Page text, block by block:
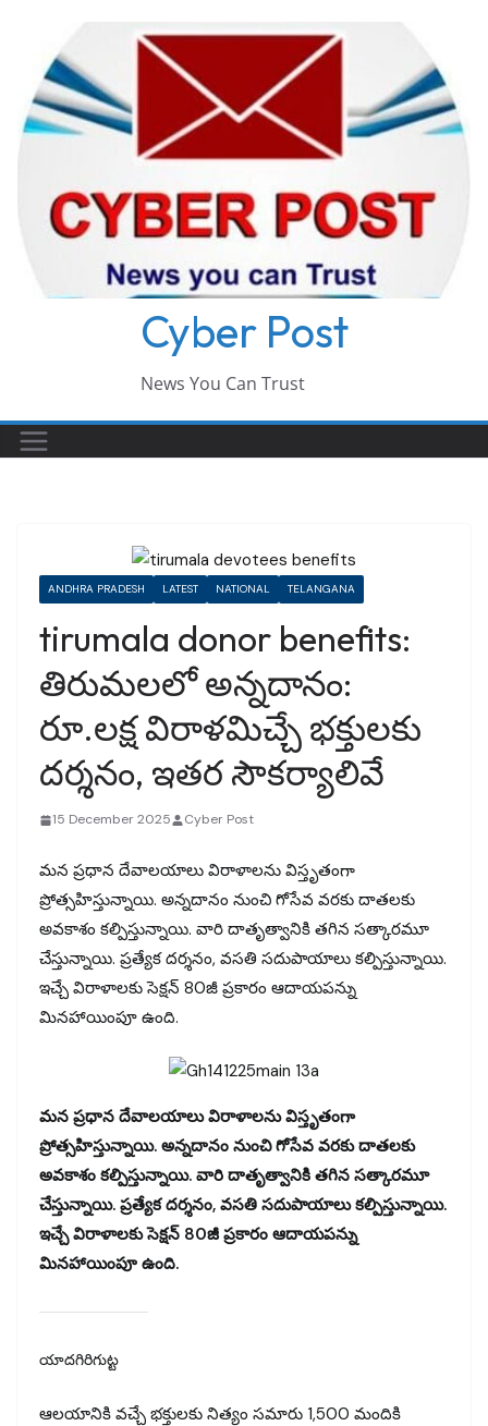
content
Cyber Post
News You Can Trust
ANDHRA PRADESH LATEST NATIONAL TELANGANA
tirumala donor benefits:
తిరుమలలో అన్నదానం:
రూ.లక్ష విరాళమిచ్చే భక్తులకు
దర్శనం, ఇతర సౌకర్యాలివే
15 December 2025 Cyber Post
మన ప్రధాన దేవాలయాలు విరాళాలను విస్తృతంగా
ప్రోత్సహిస్తున్నాయి. అన్నదానం నుంచి గోసేవ వరకు దాతలకు
అవకాశం కల్పిస్తున్నాయి. వారి దాతృత్వానికి తగిన సత్కారమూ
చేస్తున్నాయి. ప్రత్యేక దర్శనం, వసతి సదుపాయాలు కల్పిస్తున్నాయి.
ఇచ్చే విరాళాలకు సెక్షన్‌ 80జీ ప్రకారం ఆదాయపన్ను
మినహాయింపూ ఉంది.
మన ప్రధాన దేవాలయాలు విరాళాలను విస్తృతంగా
ప్రోత్సహిస్తున్నాయి. అన్నదానం నుంచి గోసేవ వరకు దాతలకు
అవకాశం కల్పిస్తున్నాయి. వారి దాతృత్వానికి తగిన సత్కారమూ
చేస్తున్నాయి. ప్రత్యేక దర్శనం, వసతి సదుపాయాలు కల్పిస్తున్నాయి.
ఇచ్చే విరాళాలకు సెక్షన్‌ 80జీ ప్రకారం ఆదాయపన్ను
మినహాయింపూ ఉంది.
యాదగిరిగుట్ట
ఆలయానికి వచ్చే భక్తులకు నిత్యం సమారు 1,500 మందికి